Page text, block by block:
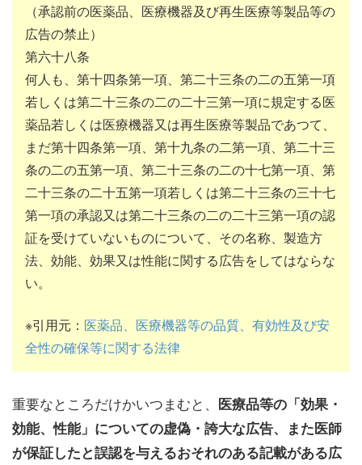
（承認前の医薬品、医療機器及び再生医療等製品等の
広告の禁止）
第六十八条
何人も、第十四条第一項、第二十三条の二の五第一項
若しくは第二十三条の二の二十三第一項に規定する医
薬品若しくは医療機器又は再生医療等製品であつて、
まだ第十四条第一項、第十九条の二第一項、第二十三
条の二の五第一項、第二十三条の二の十七第一項、第
二十三条の二十五第一項若しくは第二十三条の三十七
第一項の承認又は第二十三条の二の二十三第一項の認
証を受けていないものについて、その名称、製造方
法、効能、効果又は性能に関する広告をしてはならな
い。
※引用元： 医薬品、医療機器等の品質、有効性及び安
全性の確保等に関する法律
重要なところだけかいつまむと、 医療品等の「効果・
効能、性能」についての虚偽・誇大な広告、また医師
が保証したと誤認を与えるおそれのある記載がある広